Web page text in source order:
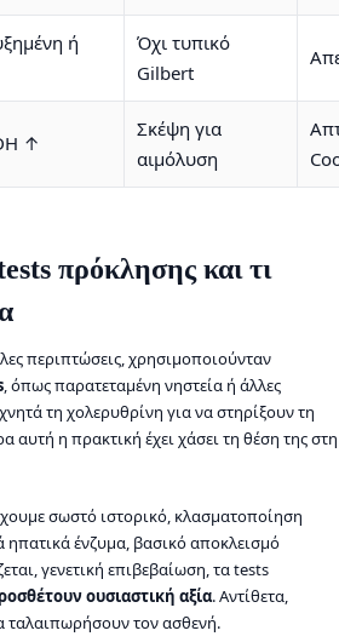
ή
Όχι τυπικό
Gilbert
↑
Σκέψη για
αιμόλυση
πρόκλησης και τι
περιπτώσεις, χρησιμοποιούνταν
, όπως παρατεταμένη νηστεία ή άλλες
τη χολερυθρίνη για να στηρίξουν τη
αυτή η πρακτική έχει χάσει τη θέση της στη
σωστό ιστορικό, κλασματοποίηση
ηπατικά ένζυμα, βασικό αποκλεισμό
γενετική επιβεβαίωση, τα tests
ουσιαστική αξία. Αντίθετα,
ταλαιπωρήσουν τον ασθενή.